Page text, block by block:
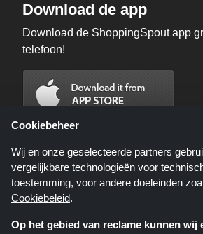
Download de app
Download de ShoppingSpout app
telefoon!
Cookiebeheer
Wij en onze geselecteerde partners
vergelijkbare technologieën voor
toestemming, voor andere doeleinden
Cookiebeleid.
Op het gebied van reclame kunnen wij